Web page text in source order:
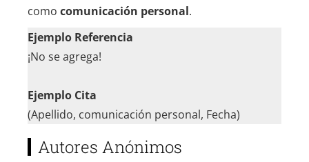
como comunicación personal.
Ejemplo Referencia
¡No se agrega!
Ejemplo Cita
(Apellido, comunicación personal, Fecha)
Autores Anónimos